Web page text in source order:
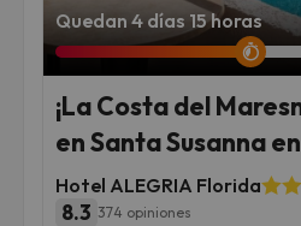
Quedan 4 días 15 horas
¡La Costa del
en Santa Susanna
Hotel ALEGRIA Florida
8.3 374 opiniones